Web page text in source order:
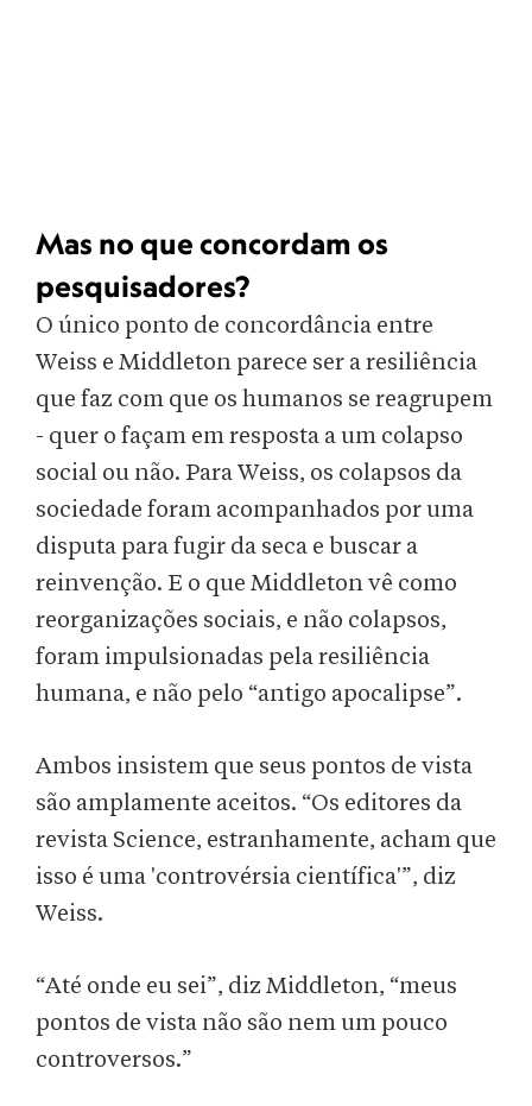
Mas no que concordam os
pesquisadores?
O único ponto de concordância entre
Weiss e Middleton parece ser a resiliência
que faz com que os humanos se reagrupem
- quer o façam em resposta a um colapso
social ou não. Para Weiss, os colapsos da
sociedade foram acompanhados por uma
disputa para fugir da seca e buscar a
reinvenção. E o que Middleton vê como
reorganizações sociais, e não colapsos,
foram impulsionadas pela resiliência
humana, e não pelo “antigo apocalipse”.
Ambos insistem que seus pontos de vista
são amplamente aceitos. “Os editores da
revista Science, estranhamente, acham que
isso é uma 'controvérsia científica'”, diz
Weiss.
“Até onde eu sei”, diz Middleton, “meus
pontos de vista não são nem um pouco
controversos.”